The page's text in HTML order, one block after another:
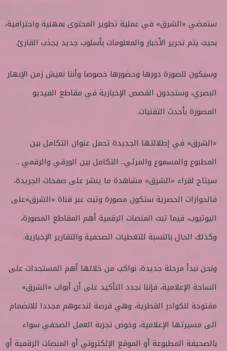
ستمضي «الشرق» في عملية تطوير المحتوى بمهنية واحترافية،
بحيث يتم تحرير الأخبار والمعلومات بأسلوب جديد يجذب القارئ.
وسيكون للصورة دورها وحضورها خصوصا وأننا نعيش زمن الإبهار
البصري، وستجدون القصص الإخبارية في مقاطع الفيديو
المصورة بأحدث التقنيات.
«الشرق» في إطلالتها الجديدة تحمل عنوان التكامل بين
المطبوع والمسموع والمرئي.. التكامل بين الورقي والرقمي ..
سيتاح لقراء «الشرق» مشاهدة ما ينشر على صفحات الجريدة،
فالحوارات الحصرية ستكون مصورة وتبث عبر قناة «الشرق»على
اليوتيوب، فيما تبث المنصات الرقمية أهم المقاطع المصورة،
وكذلك الحال بالنسبة للتغطيات الصحفية والتقارير الإخبارية.
ونحن نبدأ مرحلة جديدة، نواكب من خلالها أهم المستجدات على
الساحة الإعلامية، فإننا نجدد التأكيد على أن أبواب «الشرق»
مفتوحة للكوادر القطرية، وهي فرصة لندعوهم مجددا للانضمام
الى مسيرتها الإعلامية، وخوض تجربة العمل الصحفي سواء
بالصحيفة المطبوعة أو الموقع الإلكتروني أو المنصات الرقمية أو